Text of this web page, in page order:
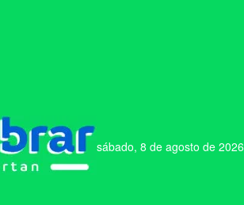
sábado, 8 de agosto de 2026